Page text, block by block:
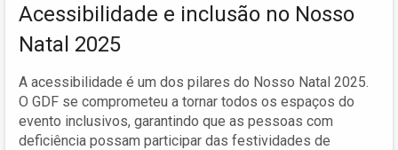
Acessibilidade e inclusão no Nosso
Natal 2025
A acessibilidade é um dos pilares do Nosso Natal 2025.
O GDF se comprometeu a tornar todos os espaços do
evento inclusivos, garantindo que as pessoas com
deficiência possam participar das festividades de